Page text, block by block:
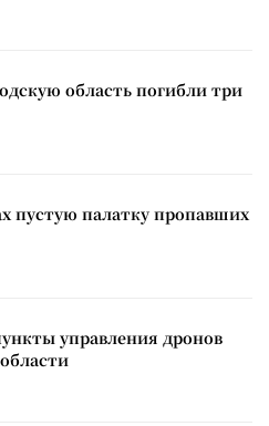
область погибли три
пустую палатку пропавших
управления дронов